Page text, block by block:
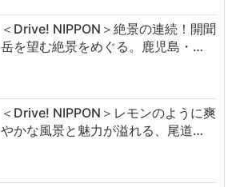
＜Drive! NIPPON＞絶景の連続！開聞
岳を望む絶景をめぐる。鹿児島・…
＜Drive! NIPPON＞レモンのように爽
やかな風景と魅力が溢れる、尾道…